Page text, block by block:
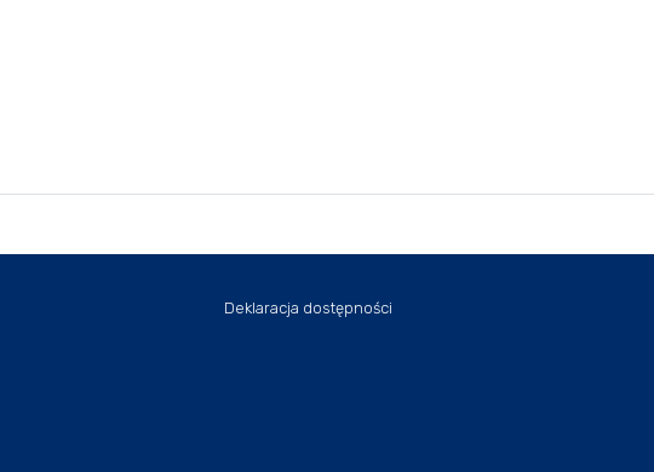
Deklaracja dostępności